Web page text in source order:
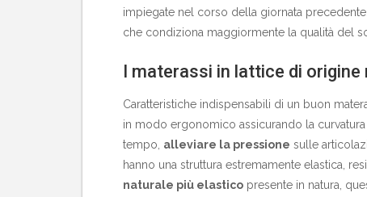
impiegate nel corso della giornata
che condiziona maggiormente la qualità del
I materassi in lattice di origine
Caratteristiche indispensabili di un buon
in modo ergonomico assicurando la
tempo, alleviare la pressione sulle
hanno una struttura estremamente elastica,
naturale più elastico presente in natura,